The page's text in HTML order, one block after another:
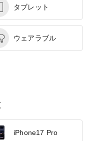
タブレット
ウェアラブル
iPhone17 Pro